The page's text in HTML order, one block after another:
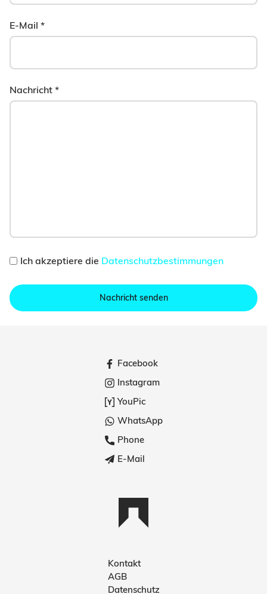
E-Mail *
Nachricht *
Ich akzeptiere die Datenschutzbestimmungen
Nachricht senden
Facebook
Instagram
YouPic
WhatsApp
Phone
E-Mail
Kontakt
AGB
Datenschutz
Deutsch